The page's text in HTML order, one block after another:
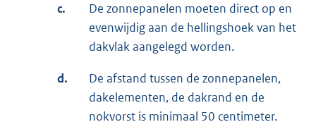
c.
De zonnepanelen moeten direct op en
evenwijdig aan de hellingshoek van het
dakvlak aangelegd worden.
d.
De afstand tussen de zonnepanelen,
dakelementen, de dakrand en de
nokvorst is minimaal 50 centimeter.